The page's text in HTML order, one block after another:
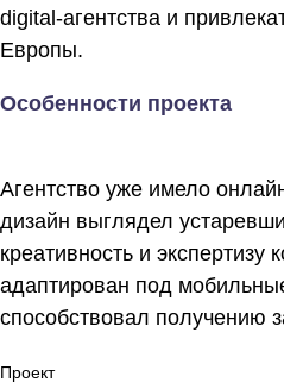
digital-агентства и
Европы.
Особенности проекта
Агентство уже имело
дизайн выглядел
креативность и
адаптирован под
способствовал получению
Проект